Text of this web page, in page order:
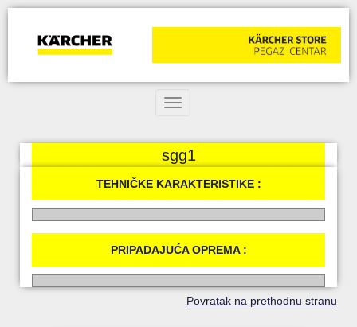
Toggle navigation
sgg1
TEHNIČKE KARAKTERISTIKE :
PRIPADAJUĆA OPREMA :
Povratak na prethodnu stranu